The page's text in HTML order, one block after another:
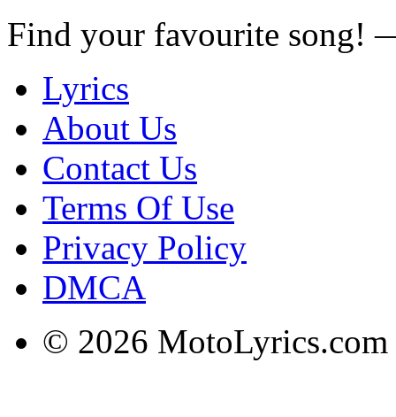
Find your favourite song!
Lyrics
About Us
Contact Us
Terms Of Use
Privacy Policy
DMCA
© 2026 MotoLyrics.com